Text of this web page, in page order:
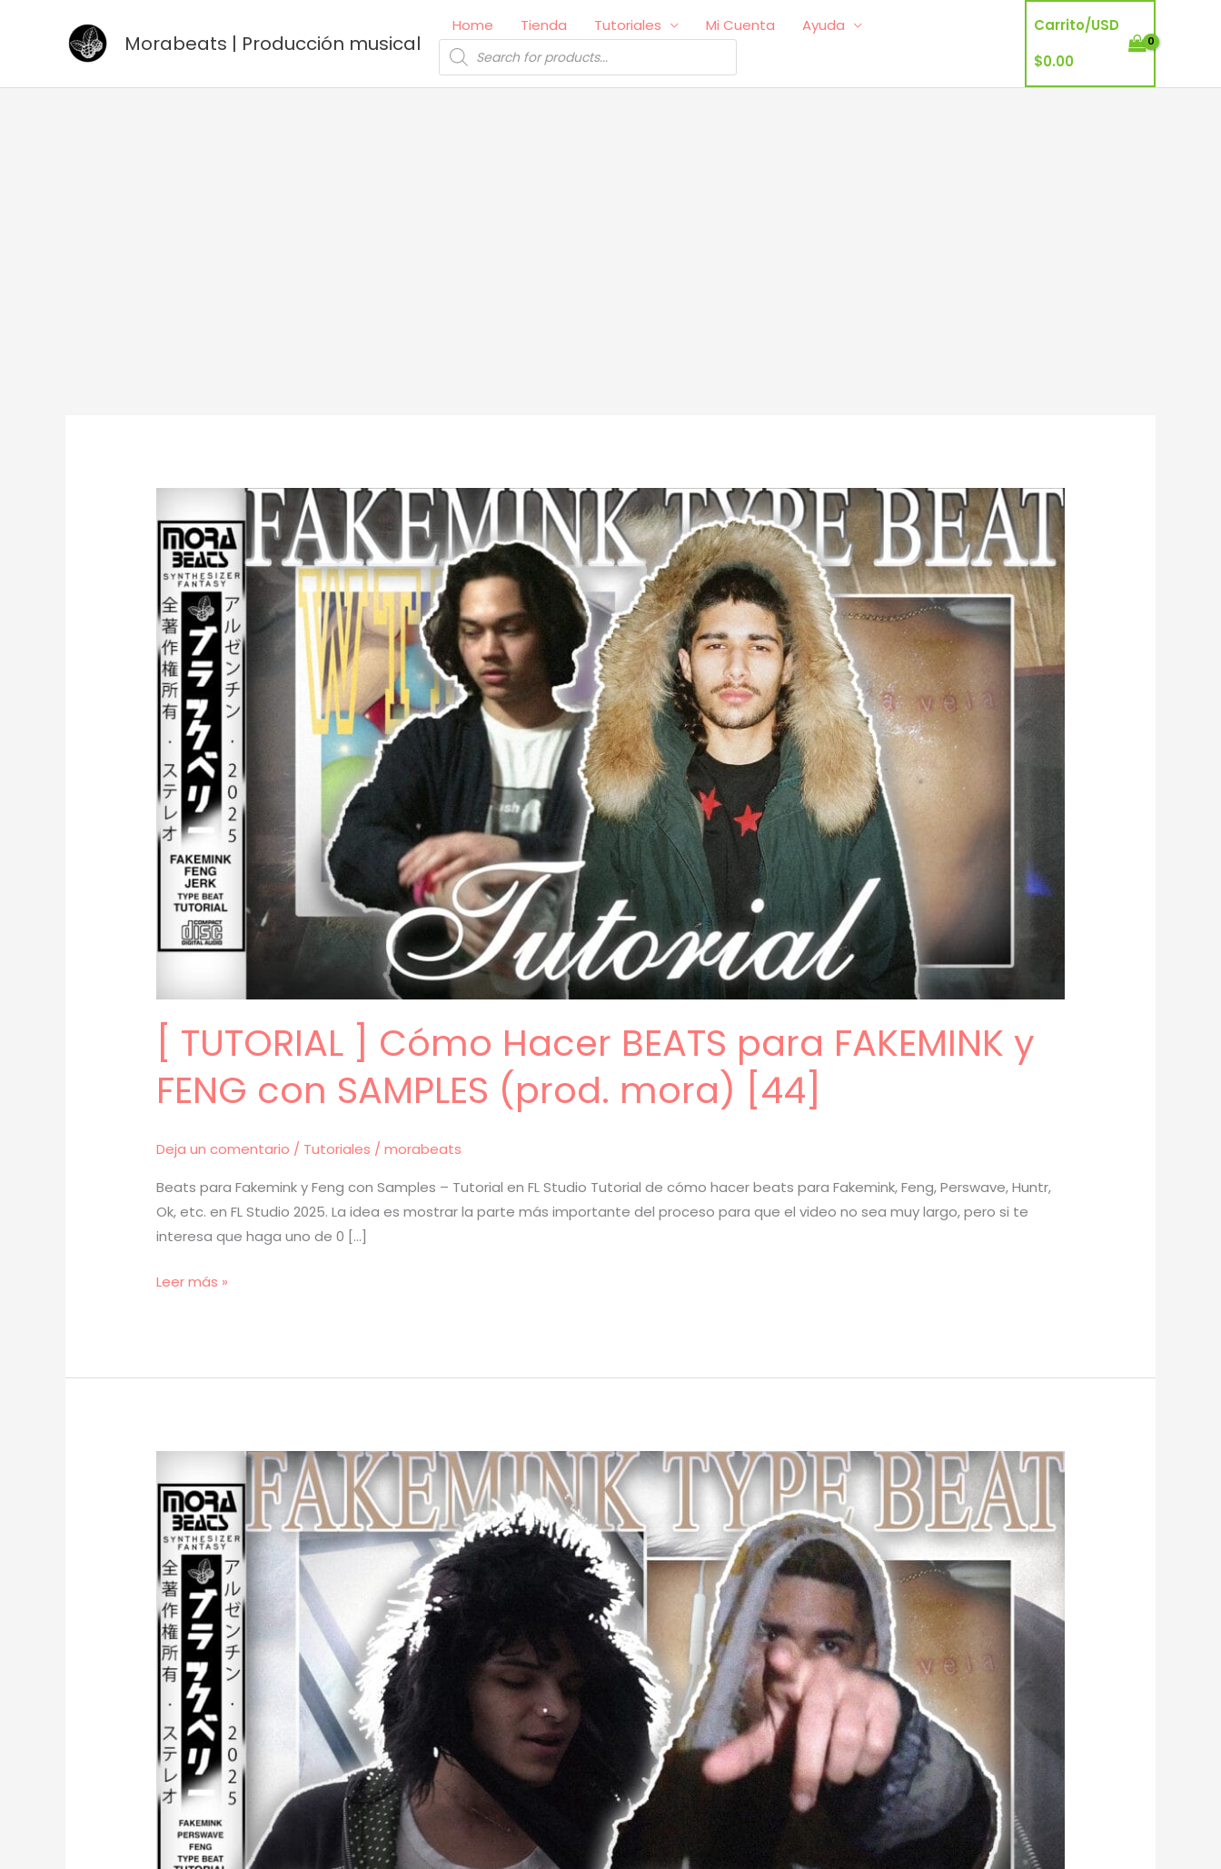
Morabeats | Producción musical
Home Tienda Tutoriales Mi Cuenta
Ayuda
Búsqueda
de
productos
Carrito/USD
$0.00
[ TUTORIAL ] Cómo Hacer BEATS para FAKEMINK y
FENG con SAMPLES (prod. mora) [44]
Deja un comentario / Tutoriales /morabeats
Beats para Fakemink y Feng con Samples – Tutorial en FL Studio Tutorial de cómo hacer beats para Fakemink, Feng, Perswave, Huntr,
Ok, etc. en FL Studio 2025. La idea es mostrar la parte más importante del proceso para que el video no sea muy largo, pero si te
interesa que haga uno de 0 […]
[
Hacer
FAKEMINK
FENG
con
SAMPLES
(prod.
mora)
[44]
Leer más »